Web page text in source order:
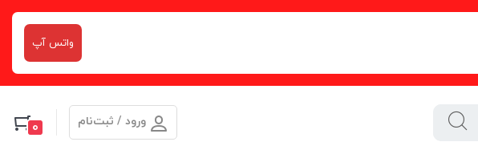
واتس آپ
ورود / ثبت‌نام 0